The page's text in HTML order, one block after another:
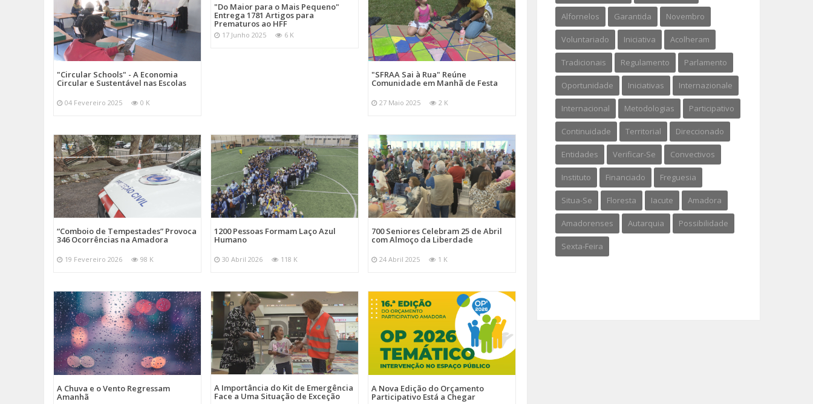
"Circular Schools" - A Economia
Circular e Sustentável nas Escolas
04 Fevereiro 2025 0 K
"Do Maior para o Mais Pequeno"
Entrega 1781 Artigos para
Prematuros ao HFF
17 Junho 2025 6 K
"SFRAA Sai à Rua" Reúne
Comunidade em Manhã de Festa
27 Maio 2025 2 K
“Comboio de Tempestades” Provoca
346 Ocorrências na Amadora
19 Fevereiro 2026 98 K
1200 Pessoas Formam Laço Azul
Humano
30 Abril 2026 118 K
700 Seniores Celebram 25 de Abril
com Almoço da Liberdade
24 Abril 2025 1 K
A Chuva e o Vento Regressam
Amanhã
A Importância do Kit de Emergência
Face a Uma Situação de Exceção
A Nova Edição do Orçamento
Participativo Está a Chegar
Alfornelos Garantida Novembro
Voluntariado Iniciativa Acolheram
Tradicionais Regulamento Parlamento
Oportunidade Iniciativas Internazionale
Internacional Metodologias Participativo
Continuidade Territorial Direccionado
Entidades Verificar-Se Convectivos
Instituto Financiado Freguesia
Situa-Se Floresta Iacute Amadora
Amadorenses Autarquia Possibilidade
Sexta-Feira